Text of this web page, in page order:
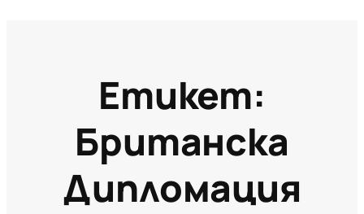
Етикет:
Британска
Дипломация